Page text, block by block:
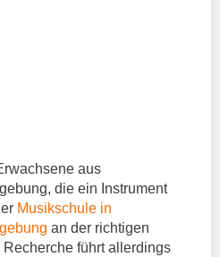
aus
die ein Instrument
Musikschule in
an der richtigen
führt allerdings